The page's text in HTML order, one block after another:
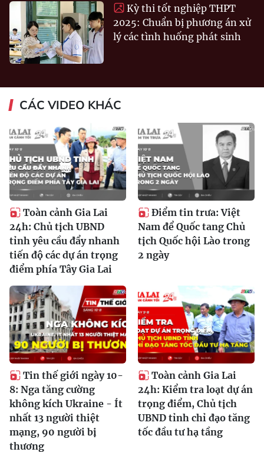
Kỳ thi tốt nghiệp THPT
2025: Chuẩn bị phương án xử
lý các tình huống phát sinh
CÁC VIDEO KHÁC
Toàn cảnh Gia Lai
24h: Chủ tịch UBND
tỉnh yêu cầu đẩy nhanh
tiến độ các dự án trọng
điểm phía Tây Gia Lai
Điểm tin trưa: Việt
Nam để Quốc tang Chủ
tịch Quốc hội Lào trong
2 ngày
Tin thế giới ngày 10-
8: Nga tăng cường
không kích Ukraine - Ít
nhất 13 người thiệt
mạng, 90 người bị
thương
Toàn cảnh Gia Lai
24h: Kiểm tra loạt dự án
trọng điểm, Chủ tịch
UBND tỉnh chỉ đạo tăng
tốc đầu tư hạ tầng